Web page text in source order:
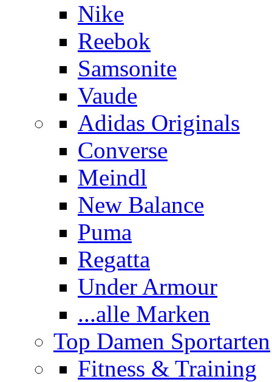
Nike
Reebok
Samsonite
Vaude
Adidas Originals
Converse
Meindl
New Balance
Puma
Regatta
Under Armour
...alle Marken
Top Damen Sportarten
Fitness & Training